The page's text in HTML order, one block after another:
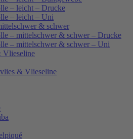
– leicht – Drucke
– leicht – Uni
& schwer
– mittelschwer & schwer – Drucke
– mittelschwer & schwer – Uni
Vlieseline
& Vlieseline